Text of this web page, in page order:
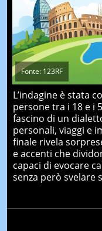
Fonte: 123RF
L’indagine è stata
persone tra i 18 e i
fascino di un
personali, viaggi e
finale rivela
e accenti che
capaci di evocare
senza però svelare